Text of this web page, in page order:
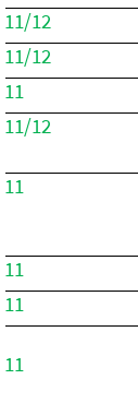
11/12
11/12
11
11/12
11
11
11
11